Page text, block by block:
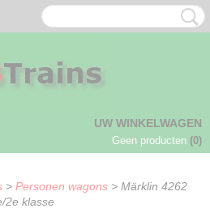
UW WINKELWAGEN
Geen producten (0)
> Personen wagons > Märklin 4262
2e klasse